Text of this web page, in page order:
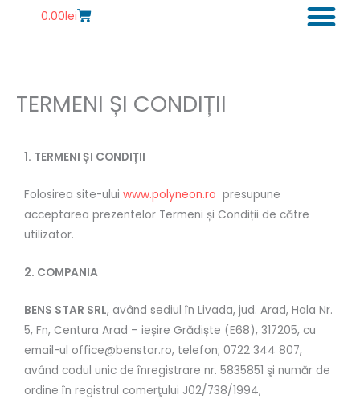
0.00leiCart
TERMENI ȘI CONDIȚII
1. TERMENI ȘI CONDIȚII
Folosirea site-ului www.polyneon.ro presupune
acceptarea prezentelor Termeni și Condiții de către
utilizator.
2. COMPANIA
BENS STAR SRL, având sediul în Livada, jud. Arad, Hala Nr.
5, Fn, Centura Arad – ieșire Grădiște (E68), 317205, cu
email-ul office@benstar.ro, telefon; 0722 344 807,
având codul unic de înregistrare nr. 5835851 şi număr de
ordine în registrul comerţului J02/738/1994,